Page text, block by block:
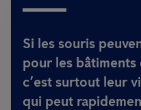
Si les souris
pour les bâtiments
c’est surtout leur
qui peut